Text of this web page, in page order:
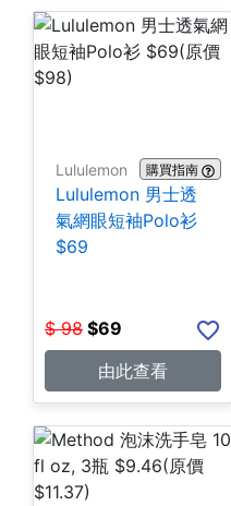
Lululemon 購買指南
Lululemon 男士透
氣網眼短袖Polo衫
$69
$ 98 $69
由此查看